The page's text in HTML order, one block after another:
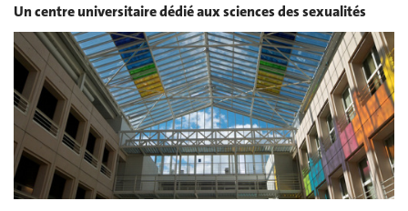
Un centre universitaire dédié aux sciences des sexualités